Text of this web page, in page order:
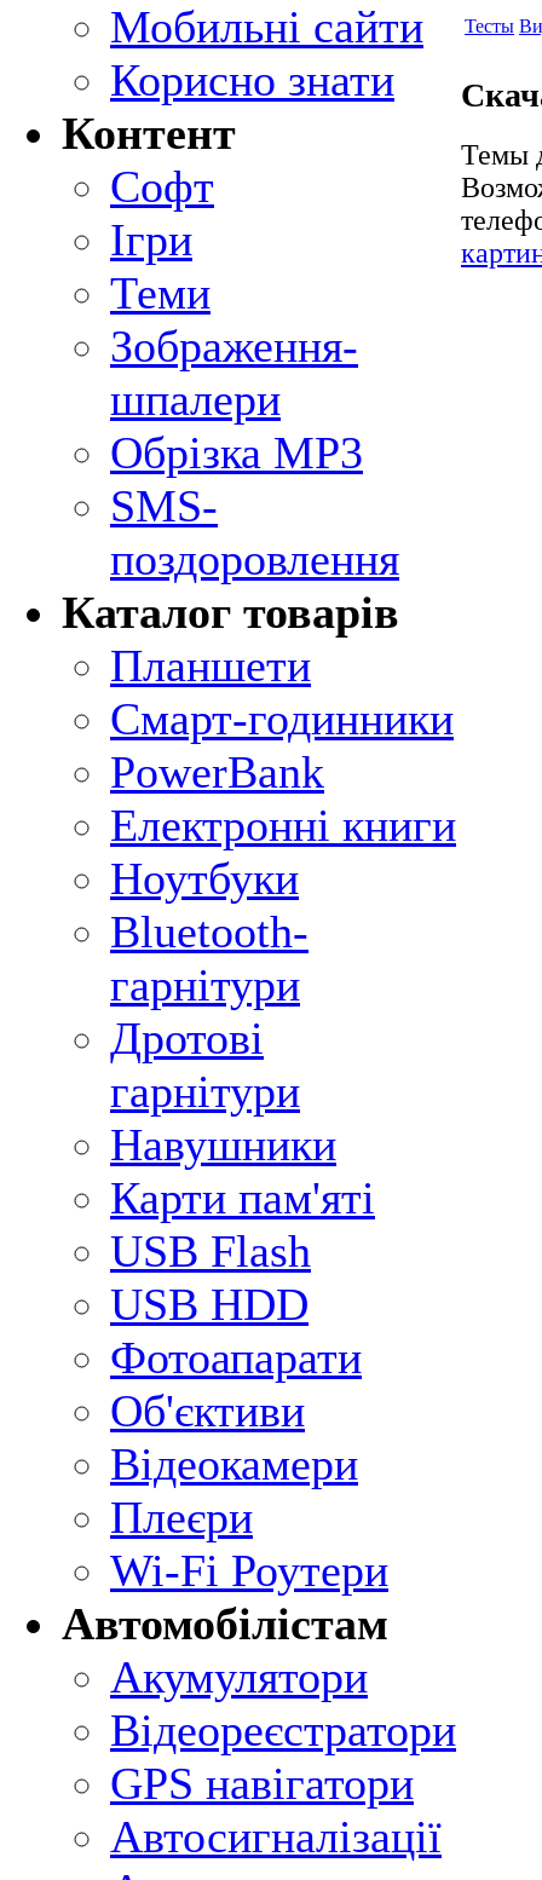
Мобильні сайти
Корисно знати
Контент
Софт
Ігри
Теми
Зображення-
шпалери
Обрізка MP3
SMS-
поздоровлення
Каталог товарів
Планшети
Смарт-годинники
PowerBank
Електронні книги
Ноутбуки
Bluetooth-
гарнітури
Дротові
гарнітури
Навушники
Карти пам'яті
USB Flash
USB HDD
Фотоапарати
Об'єктиви
Відеокамери
Плеєри
Wi-Fi Роутери
Автомобілістам
Акумулятори
Відеореєстратори
GPS навігатори
Автосигналізації
Тесты
Темы